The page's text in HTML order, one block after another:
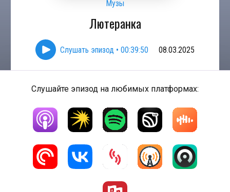
Музы
Лютеранка
Слушать эпизод • 00:39:50 08.03.2025
Слушайте эпизод на любимых платформах: